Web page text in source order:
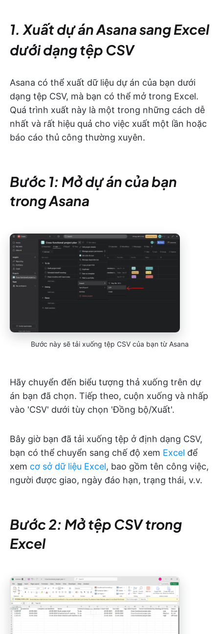
1. Xuất dự án Asana sang Excel
dưới dạng tệp CSV
Asana có thể xuất dữ liệu dự án của bạn dưới
dạng tệp CSV, mà bạn có thể mở trong Excel.
Quá trình xuất này là một trong những cách dễ
nhất và rất hiệu quả cho việc xuất một lần hoặc
báo cáo thủ công thường xuyên.
Bước 1: Mở dự án của bạn
trong Asana
Bước này sẽ tải xuống tệp CSV của bạn từ Asana
Hãy chuyển đến biểu tượng thả xuống trên dự
án bạn đã chọn. Tiếp theo, cuộn xuống và nhấp
vào 'CSV' dưới tùy chọn 'Đồng bộ/Xuất'.
Bây giờ bạn đã tải xuống tệp ở định dạng CSV,
bạn có thể chuyển sang chế độ xem Excel để
xem cơ sở dữ liệu Excel, bao gồm tên công việc,
người được giao, ngày đáo hạn, trạng thái, v.v.
Bước 2: Mở tệp CSV trong
Excel